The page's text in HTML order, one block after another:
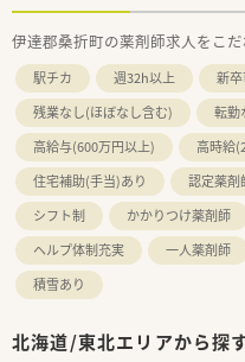
伊達郡桑折町の薬剤師求人をこ
駅チカ 週32h以上 新
残業なし(ほぼなし含む)
転勤
高給与(600万円以上)
高時給
住宅補助(手当)あり
認定薬剤
シフト制
かかりつけ薬剤師
ヘルプ体制充実
一人薬剤師
積雪あり
北海道/東北エリアから探